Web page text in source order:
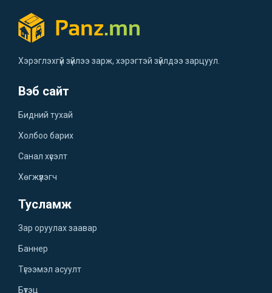
Хэрэглэхгүй зүйлээ зарж, хэрэгтэй зүйлдээ зарцуул.
Вэб сайт
Бидний тухай
Холбоо барих
Санал хүсэлт
Хөгжүүлэгч
Тусламж
Зар оруулах заавар
Баннер
Түгээмэл асуулт
Бүтэц